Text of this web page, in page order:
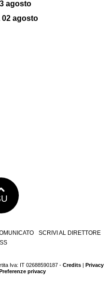
agosto
agosto
SCRIVI AL DIRETTORE
Iva: IT 02688590187 - Credits | Privacy
privacy